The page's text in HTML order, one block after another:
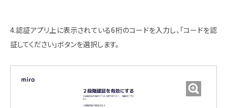
4.認証アプリ上に表示されている6桁のコードを入力し、「コードを認
証してください」ボタンを選択します。